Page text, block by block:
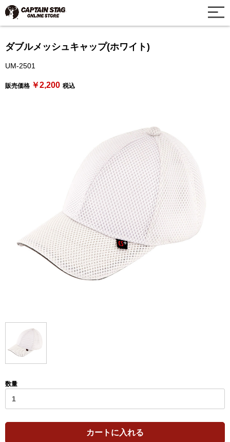
ダブルメッシュキャップ(ホワイト)
UM-2501
販売価格 ￥2,200 税込
数量
カートに入れる